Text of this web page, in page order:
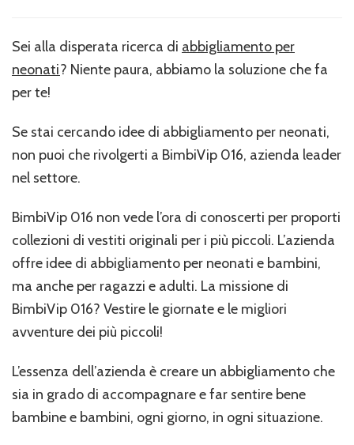
Sei alla disperata ricerca di abbigliamento per
neonati? Niente paura, abbiamo la soluzione che fa
per te!
Se stai cercando idee di abbigliamento per neonati,
non puoi che rivolgerti a BimbiVip 016, azienda leader
nel settore.
BimbiVip 016 non vede l’ora di conoscerti per proporti
collezioni di vestiti originali per i più piccoli. L’azienda
offre idee di abbigliamento per neonati e bambini,
ma anche per ragazzi e adulti. La missione di
BimbiVip 016? Vestire le giornate e le migliori
avventure dei più piccoli!
L’essenza dell’azienda è creare un abbigliamento che
sia in grado di accompagnare e far sentire bene
bambine e bambini, ogni giorno, in ogni situazione.